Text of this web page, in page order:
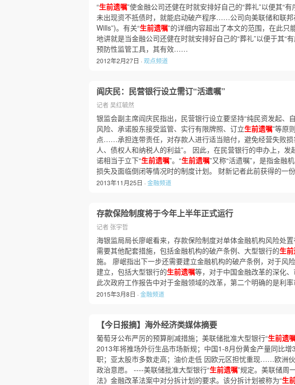
“生前遗嘱”使金融公司还健在时就安排好自己的“葬礼”以便其“
未出现资不抵债时，就能启动破产程序……公司向美联储和联邦
Wills”)。有关“生前遗嘱”的详细内容超出了本文的范围，在此只
地讲就是当金融公司还健在时就安排好自己的“葬礼”以便于其“
预防性监管工具，其有效……
2012年2月27日 ·观点频道
阎庆民：民营银行设立需订“活遗嘱”
记者 吴红毓然
银监会副主席阎庆民指出，民营银行设立要坚持“纯民资发起、
风险、承诺股东接受监管、实行有限牌照、订立生前遗嘱”等原
点……承担连带责任，对存款人进行适当赔付，避免经营失败损
人、债权人和纳税人的利益”。 因此，在民营银行的申办上，发
诺相当于立下“生前遗嘱”。“生前遗嘱”又称“活遗嘱”，是指金融
损失及面临倒闭等情况时的制度计划。 财新记者此前获得的
2013年11月25日 ·金融频道
存款保险制度将于今年上半年正式运行
记者 张宇哲
海银监局局长廖岷看来，存款保险制度对单体金融机构风险处
需要其他配套措施，包括金融机构的破产条例、大型银行的生
施。 廖岷指出下一步还需要建立金融机构的破产条例，对于风
建立，包括大型银行的生前遗嘱等，对于中国金融改革的深化、
此次政府工作报告中对于金融领域的改革，第二个明确的是利
2015年3月8日 ·金融频道
【今日报摘】海外经济类媒体摘要
葡萄牙公布严厉的预算削减措施；美联储批准大型银行“生前遗
2013年将推场外衍生品市场新规；中国1-8月份黄金产量同比
职；亚太股市多数走高；油价走低 因欧元区担忧重现……欧洲
政治意愿。 ----美联储批准大型银行“生前遗嘱”规定。美联储周
法》金融改革法案中对分拆计划的要求。该分拆计划被称为“生